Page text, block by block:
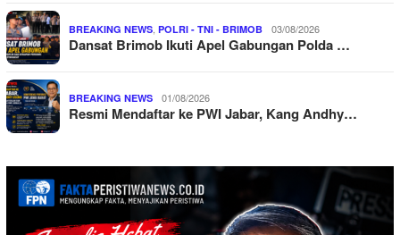
BREAKING NEWS POLRI - TNI - BRIMOB 03/08/2026
Dansat Brimob Ikuti Apel Gabungan Polda …
BREAKING NEWS 01/08/2026
Resmi Mendaftar ke PWI Jabar, Kang Andhy…